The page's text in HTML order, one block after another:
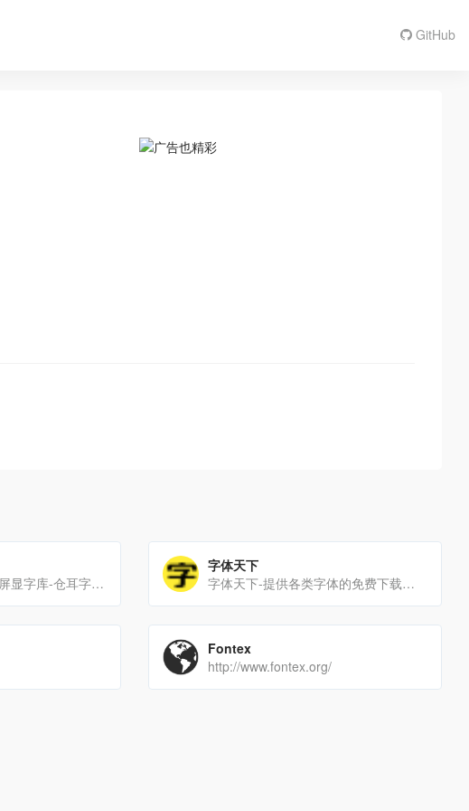
GitHub
免费字体-栏目-仓耳屏显字库-仓耳字体|屏幕显示字体|艺术字体|免费字体|仓耳字库官网
字体天下
字体天下-提供各类字体的免费下载和在线预览服务
Fontex
http://www.fontex.org/